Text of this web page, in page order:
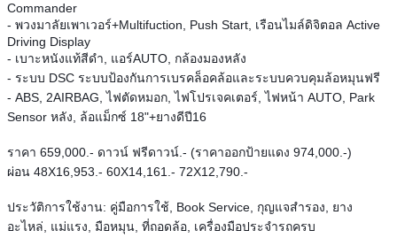
Commander
- พวงมาลัยเพาเวอร์+Multifuction, Push Start, เรือนไมล์ดิจิตอล Active
Driving Display
- เบาะหนังแท้สีดำ, แอร์AUTO, กล้องมองหลัง
- ระบบ DSC ระบบป้องกันการเบรคล็อคล้อและระบบควบคุมล้อหมุนฟรี
- ABS, 2AIRBAG, ไฟตัดหมอก, ไฟโปรเจคเตอร์, ไฟหน้า AUTO, Park
Sensor หลัง, ล้อแม็กซ์ 18"+ยางดีปี16
ราคา 659,000.- ดาวน์ ฟรีดาวน์.- (ราคาออกป้ายแดง 974,000.-)
ผ่อน 48X16,953.- 60X14,161.- 72X12,790.-
ประวัติการใช้งาน: คู่มือการใช้, Book Service, กุญแจสำรอง, ยาง
อะไหล่, แม่แรง, มือหมุน, ที่ถอดล้อ, เครื่องมือประจำรถครบ